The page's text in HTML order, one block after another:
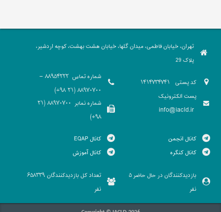
تهران، خیابان فاطمی، میدان گلها، خیابان هشت بهشت، کوچه اردشیر،
پلاک 29
کد پستی
پست الکترونیک
info@iacld.ir
شماره تماس
88954222 -
88970700 (21 98+)
شماره نمابر
88970700 (21
98+)
کانال انجمن
کانال کنگره
کانال EQAP
کانال آموزش
بازدیدکنندگان در حال حاضر 5
نفر
تعداد کل بازدیدکنندگان 658339
نفر